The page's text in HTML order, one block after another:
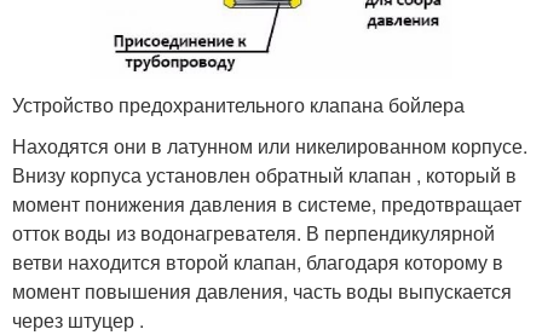
Устройство предохранительного клапана бойлера
Находятся они в латунном или никелированном корпусе.
Внизу корпуса установлен обратный клапан , который в
момент понижения давления в системе, предотвращает
отток воды из водонагревателя. В перпендикулярной
ветви находится второй клапан, благодаря которому в
момент повышения давления, часть воды выпускается
через штуцер .